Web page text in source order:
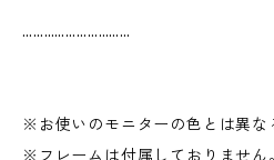
…………………………
※お使いのモニターの色とは異な
※フレームは付属しておりません。